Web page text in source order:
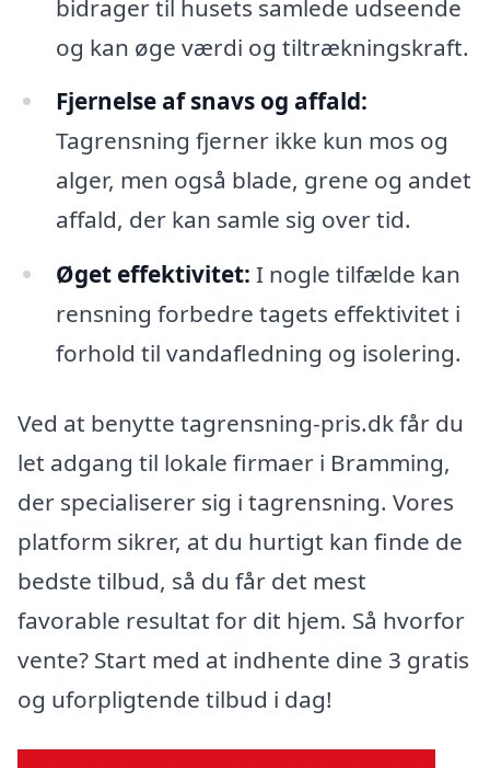
bidrager til husets samlede udseende
og kan øge værdi og tiltrækningskraft.
Fjernelse af snavs og affald:
Tagrensning fjerner ikke kun mos og
alger, men også blade, grene og andet
affald, der kan samle sig over tid.
Øget effektivitet: I nogle tilfælde kan
rensning forbedre tagets effektivitet i
forhold til vandafledning og isolering.
Ved at benytte tagrensning-pris.dk får du
let adgang til lokale firmaer i Bramming,
der specialiserer sig i tagrensning. Vores
platform sikrer, at du hurtigt kan finde de
bedste tilbud, så du får det mest
favorable resultat for dit hjem. Så hvorfor
vente? Start med at indhente dine 3 gratis
og uforpligtende tilbud i dag!